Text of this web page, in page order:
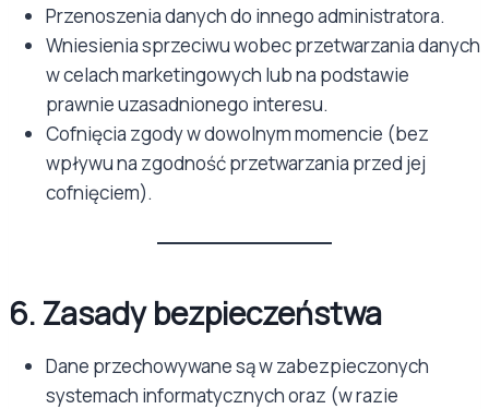
Przenoszenia danych do innego administratora.
Wniesienia sprzeciwu wobec przetwarzania danych
w celach marketingowych lub na podstawie
prawnie uzasadnionego interesu.
Cofnięcia zgody w dowolnym momencie (bez
wpływu na zgodność przetwarzania przed jej
cofnięciem).
6. Zasady bezpieczeństwa
Dane przechowywane są w zabezpieczonych
systemach informatycznych oraz (w razie